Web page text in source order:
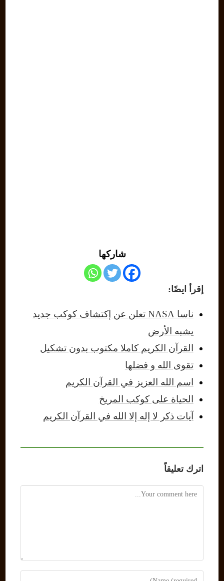
شاركها
إقرأ ايضًا:
ناسا NASA تعلن عن إكتشاف كوكب جديد
يشبه الأرض
القرآن الكريم كاملا مكتوب بدون تشكيل
تقوى الله و فضلها
اسم الله العزيز في القرآن الكريم
الحياة على كوكب المريخ
آيات ذكر لا إله إلا الله في القرآن الكريم
اترك تعليقاً
Comment
Enter